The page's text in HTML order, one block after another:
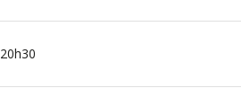
20h30